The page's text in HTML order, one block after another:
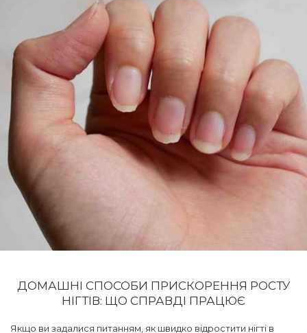
ДОМАШНІ СПОСОБИ ПРИСКОРЕННЯ РОСТУ
НІГТІВ: ЩО СПРАВДІ ПРАЦЮЄ
Якщо ви задалися питанням, як швидко відростити нігті в